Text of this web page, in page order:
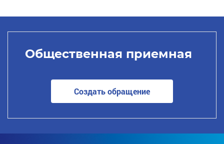
Общественная приемная
Создать обращение